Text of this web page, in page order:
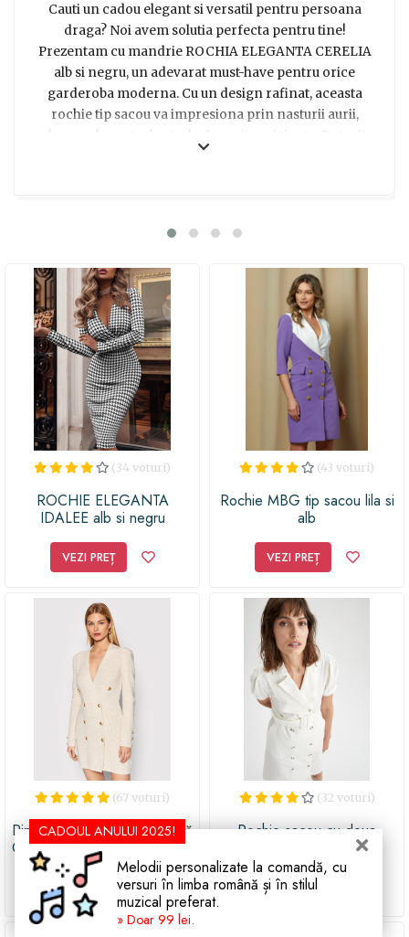
Cauti un cadou elegant si versatil pentru persoana
draga? Noi avem solutia perfecta pentru tine!
Prezentam cu mandrie ROCHIA ELEGANTA CERELIA
alb si negru, un adevarat must-have pentru orice
garderoba moderna. Cu un design rafinat, aceasta
rochie tip sacou va impresiona prin nasturii aurii,
adaugand o nota de stralucire oricarei tinute. Datorita
ELEGANTA CERELIA iti va conferi confort si incredere
cadou pentru aniversare, sarbatori sau doar pentru a-ti
rasfata prietena sau sora, aceasta rochie cu siguranta va
impresiona si va face purtatoarea sa se simta speciala.
Ofera-i un cadou care ii va aduce zambetul pe buze si
care va deveni piesa de rezistenta a garderobei ei! Alege
ROCHIA ELEGANTA CERELIA alb si negru si transforma
momentele speciale in experiente fashion memorabile!
(34 voturi)
ROCHIE ELEGANTA
IDALEE alb si negru
VEZI PREȚ
(43 voturi)
Rochie MBG tip sacou lila si
alb
VEZI PREȚ
(67 voturi)
Rinascimento Rochie tricotată
CFM0010511003 Bej Slim Fit
VEZI PREȚ
(32 voturi)
Rochie-sacou cu doua
randuri de nasturi
VEZI PREȚ
CADOUL ANULUI 2025!
Melodii personalizate la comandă, cu
versuri în limba română și în stilul
muzical preferat.
» Doar 99 lei.